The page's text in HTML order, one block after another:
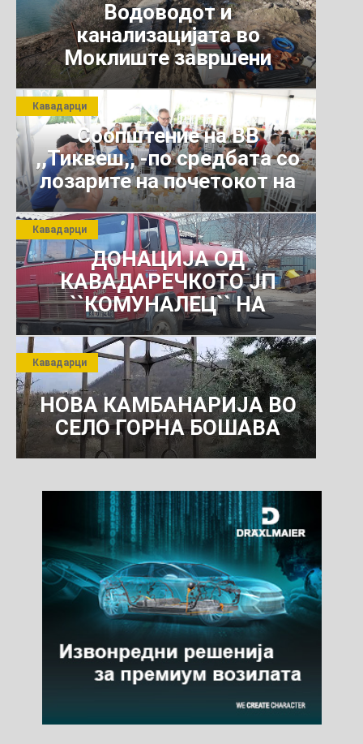
Водоводот и
канализацијата во
Моклиште завршени
Соопштение на ВВ
,,Тиквеш,, -по средбата со
лозарите на почетокот на
јули 2026 г.
Кавадарци
ДОНАЦИЈА ОД
КАВАДАРЕЧКОТО ЈП
``КОМУНАЛЕЦ`` НА
РОСОМАНСКОТО ЈАВНО
ПРЕТПРИЈАТИЕ ЗА
КОМУНАЛНО УСЛУГИ
Кавадарци
НОВА КАМБАНАРИЈА ВО
СЕЛО ГОРНА БОШАВА
Кавадарци